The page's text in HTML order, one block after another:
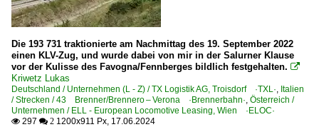
Die 193 731 traktionierte am Nachmittag des 19. September 2022
einen KLV-Zug, und wurde dabei von mir in der Salurner Klause
vor der Kulisse des Favogna/Fennberges bildlich festgehalten. 
Kriwetz Lukas
Deutschland / Unternehmen (L - Z) / TX Logistik AG, Troisdorf ·TXL· Italien
/ Strecken / 43 Brenner/Brennero – Verona ·Brennerbahn· Österreich /
Unternehmen / ELL - European Locomotive Leasing, Wien ·ELOC·
 297  2 1200x911 Px, 17.06.2024